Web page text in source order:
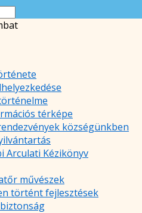
térképe
községünkben
Arculati Kézikönyv
művészek
történt fejlesztések